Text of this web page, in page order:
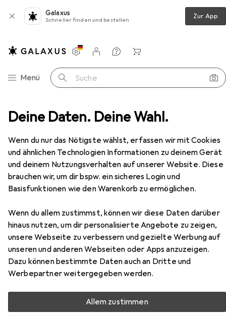
Deine Daten. Deine Wahl.
Wenn du nur das Nötigste wählst, erfassen wir mit Cookies
und ähnlichen Technologien Informationen zu deinem Gerät
und deinem Nutzungsverhalten auf unserer Website. Diese
brauchen wir, um dir bspw. ein sicheres Login und
Basisfunktionen wie den Warenkorb zu ermöglichen.
Wenn du allem zustimmst, können wir diese Daten darüber
hinaus nutzen, um dir personalisierte Angebote zu zeigen,
unsere Webseite zu verbessern und gezielte Werbung auf
unseren und anderen Webseiten oder Apps anzuzeigen.
Dazu können bestimmte Daten auch an Dritte und
Werbepartner weitergegeben werden.
Allem zustimmen
Galaxus
Schneller finden und bestellen Zur App
Navigation nach Kategorien
Menü Suche
Einstellungen
Kundenkonto
Vergleichslisten
Merklisten
Warenkorb
Wohnzimmer Regal Vicco Unterschrank R-Line
EUR
131,97
ViccoUnterschrank R-Line
Zubehör für Vicco Unterschrank
R-Line
Hier findest du passendes Zubehör zum Produkt Vicco
Unterschrank R-Line aus der Kategorie Möbelgleiter +